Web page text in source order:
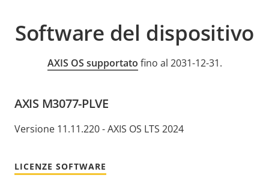
Software del dispositivo
AXIS OS supportato fino al 2031-12-31.
AXIS M3077-PLVE
Versione 11.11.220 - AXIS OS LTS 2024
LICENZE SOFTWARE